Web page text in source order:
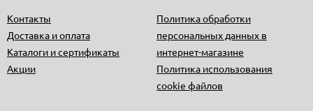
Контакты
Доставка и оплата
Каталоги и сертификаты
Акции
Политика обработки
персональных данных в
интернет-магазине
Политика использования
cookie файлов